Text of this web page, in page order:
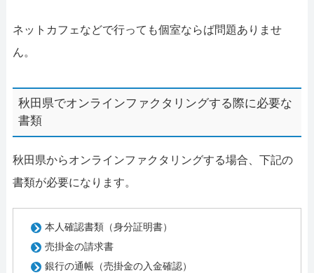
ネットカフェなどで行っても個室ならば問題ありませ
ん。
秋田県でオンラインファクタリングする際に必要な
書類
秋田県からオンラインファクタリングする場合、下記の
書類が必要になります。
本人確認書類（身分証明書）
売掛金の請求書
銀行の通帳（売掛金の入金確認）